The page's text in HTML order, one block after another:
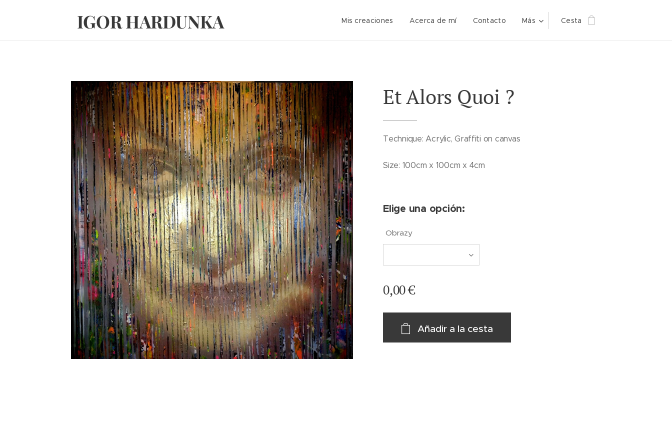
IGOR HARDUNKA Mis creaciones Acerca de mí Contacto Más Cesta
Et Alors Quoi ?
Technique: Acrylic, Graffiti on canvas
Size: 100cm x 100cm x 4cm
Elige una opción:
Obrazy
0,00€
Añadir a la cesta